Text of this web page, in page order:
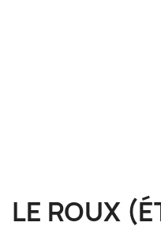
LE ROUX